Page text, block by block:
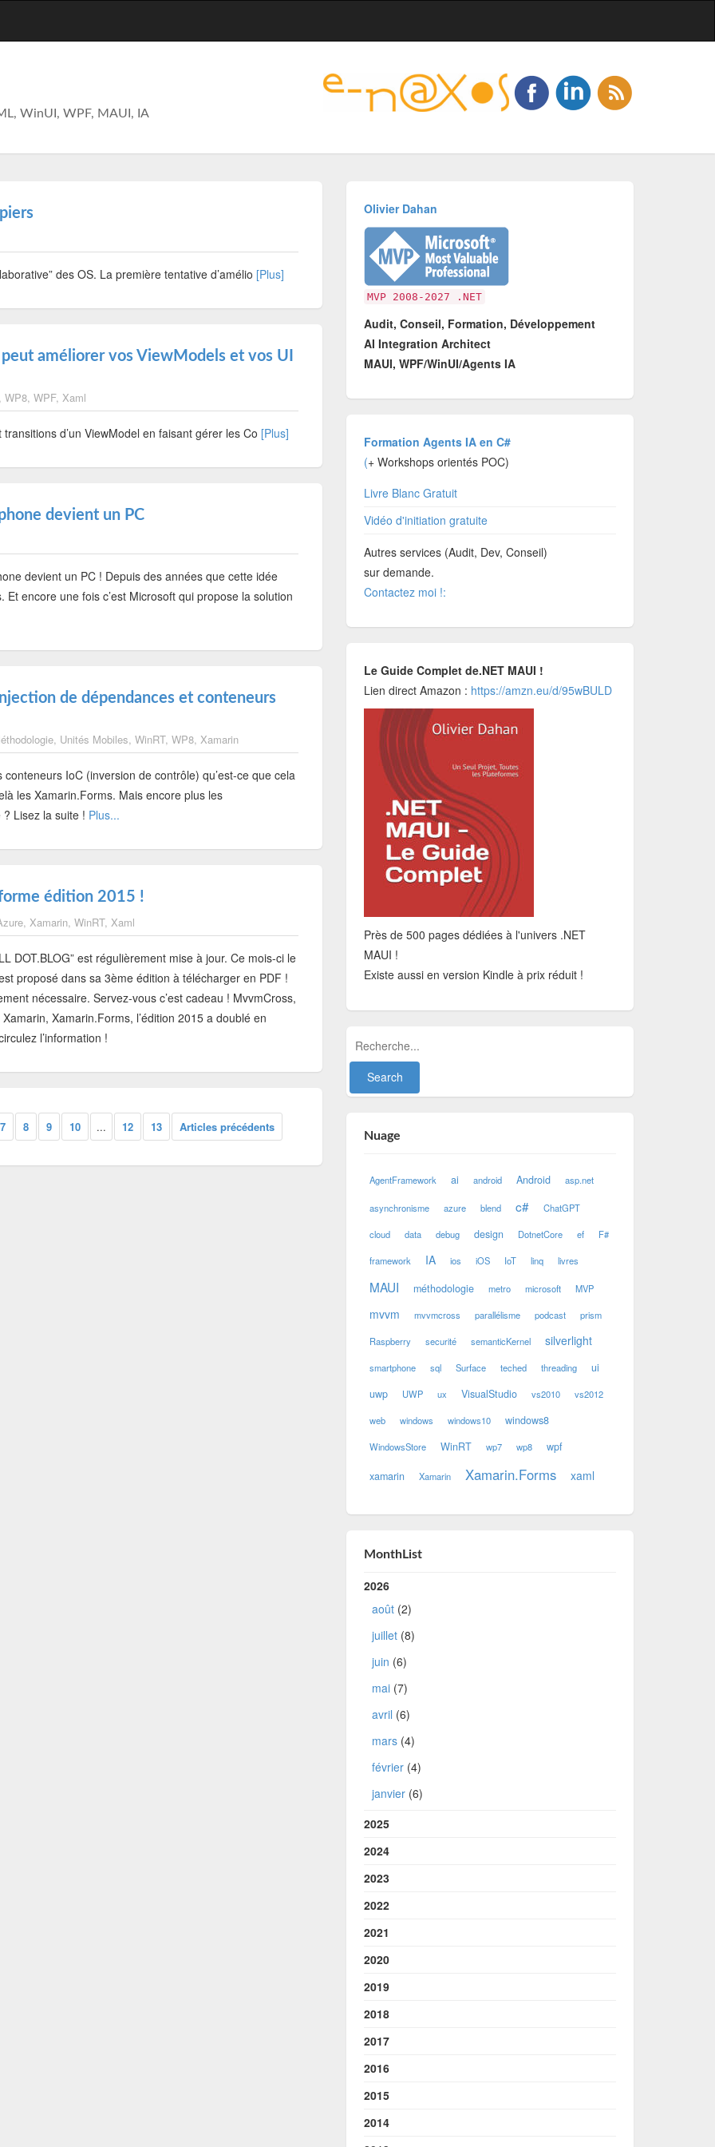
WinUI, WPF, MAUI, IA
des OS. La première tentative d’amélio [Plus]
améliorer vos ViewModels et vos UI
WP8, WPF, Xaml
d’un ViewModel en faisant gérer les Co [Plus]
devient un PC
devient un PC ! Depuis des années que cette idée
encore une fois c’est Microsoft qui propose la solution
de dépendances et conteneurs
, Unités Mobiles, WinRT, WP8, Xamarin
IoC (inversion de contrôle) qu’est-ce que cela
les Xamarin.Forms. Mais encore plus les
Lisez la suite ! Plus...
édition 2015 !
, Xamarin, WinRT, Xaml
DOT.BLOG” est régulièrement mise à jour. Ce mois-ci le
proposé dans sa 3ème édition à télécharger en PDF !
nécessaire. Servez-vous c’est cadeau ! MvvmCross,
Xamarin.Forms, l’édition 2015 a doublé en
l’information !
7 8 9 10 ... 12 13 Articles précédents
Olivier Dahan
MVP 2008-2027 .NET
Audit, Conseil, Formation, Développement
AI Integration Architect
MAUI, WPF/WinUI/Agents IA
Formation Agents IA en C#
(+ Workshops orientés POC)
Livre Blanc Gratuit
Vidéo d'initiation gratuite
Autres services (Audit, Dev, Conseil)
sur demande.
Contactez moi !:
Le Guide Complet de.NET MAUI !
Lien direct Amazon : https://amzn.eu/d/95wBULD
Près de 500 pages dédiées à l'univers .NET
MAUI !
Existe aussi en version Kindle à prix réduit !
Nuage
AgentFramework ai android Android asp.net
asynchronisme azure blend c# ChatGPT
cloud data debug design DotnetCore ef F#
framework IA ios iOS IoT linq livres
MAUI méthodologie metro microsoft MVP
mvvm mvvmcross parallélisme podcast prism
Raspberry securité semanticKernel silverlight
smartphone sql Surface teched threading
ui
uwp
UWP ux VisualStudio vs2010 vs2012
web windows windows10 windows8
WindowsStore WinRT wp7 wp8 wpf
xamarin Xamarin Xamarin.Forms xaml
MonthList
2026
août(2)
juillet(8)
juin (6)
mai(7)
avril (6)
mars(4)
février(4)
janvier(6)
2025
2024
2023
2022
2021
2020
2019
2018
2017
2016
2015
2014